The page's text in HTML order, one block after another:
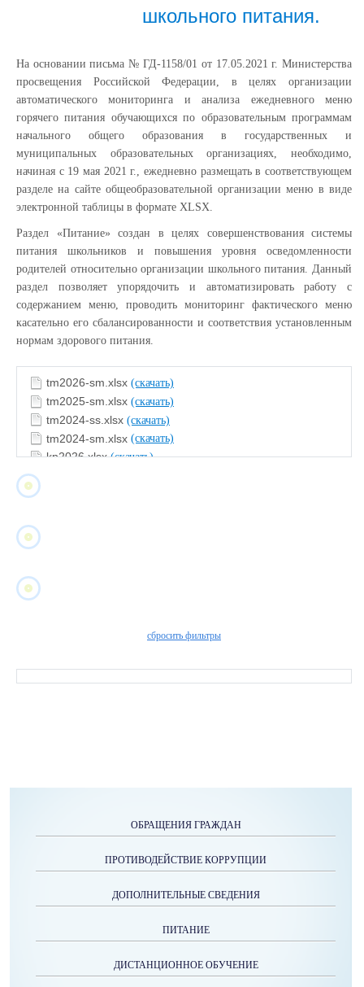
школьного питания.
На основании письма № ГД-1158/01 от 17.05.2021 г. Министерства
просвещения Российской Федерации, в целях организации
автоматического мониторинга и анализа ежедневного меню
горячего питания обучающихся по образовательным программам
начального общего образования в государственных и
муниципальных образовательных организациях, необходимо,
начиная с 19 мая 2021 г., ежедневно размещать в соответствующем
разделе на сайте общеобразовательной организации меню в виде
электронной таблицы в формате XLSX.
Раздел «Питание» создан в целях совершенствования системы
питания школьников и повышения уровня осведомленности
родителей относительно организации школьного питания. Данный
раздел позволяет упорядочить и автоматизировать работу с
содержанием меню, проводить мониторинг фактического меню
касательно его сбалансированности и соответствия установленным
нормам здорового питания.
tm2026-sm.xlsx (скачать)
tm2025-sm.xlsx (скачать)
tm2024-ss.xlsx (скачать)
tm2024-sm.xlsx (скачать)
kp2026.xlsx(скачать)
сбросить фильтры
ОБРАЩЕНИЯ ГРАЖДАН
ПРОТИВОДЕЙСТВИЕ КОРРУПЦИИ
ДОПОЛНИТЕЛЬНЫЕ СВЕДЕНИЯ
ПИТАНИЕ
ДИСТАНЦИОННОЕ ОБУЧЕНИЕ